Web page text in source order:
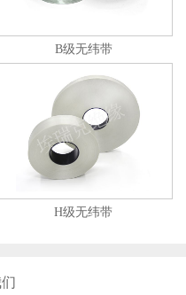
B级无纬带
H级无纬带